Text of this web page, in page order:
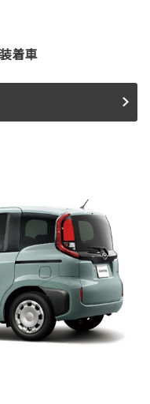
着車